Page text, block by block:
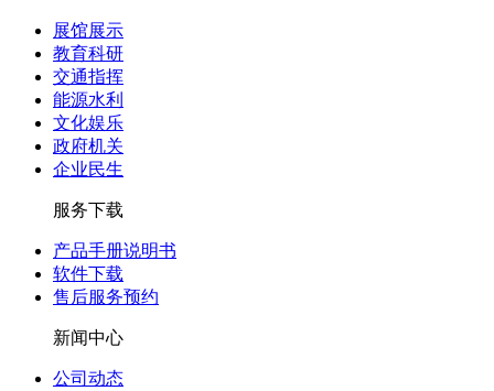
展馆展示
教育科研
交通指挥
能源水利
文化娱乐
政府机关
企业民生
服务下载
产品手册说明书
软件下载
售后服务预约
新闻中心
公司动态